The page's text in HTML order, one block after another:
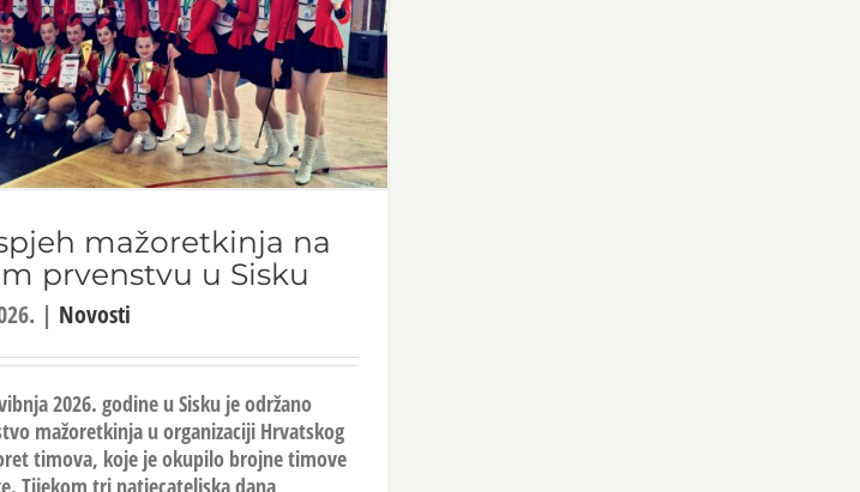
mažoretkinja na
prvenstvu u Sisku
| Novosti
2026. godine u Sisku je održano
mažoretkinja u organizaciji Hrvatskog
timova, koje je okupilo brojne timove